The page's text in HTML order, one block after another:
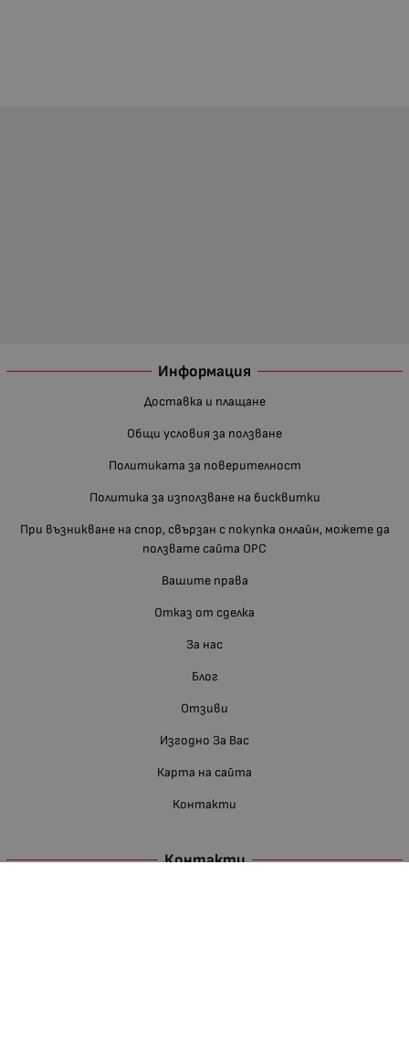
Информация
Доставка и плащане
Общи условия за ползване
Политиката за поверителност
Политика за използване на бисквитки
При възникване на спор, свързан с покупка онлайн, можете да
ползвате сайта ОРС
Вашите права
Отказ от сделка
За нас
Блог
Отзиви
Изгодно За Вас
Карта на сайта
Контакти
Контакти